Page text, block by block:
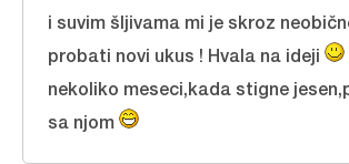
i suvim šljivama mi je skroz
probati novi ukus ! Hvala na ideji
nekoliko meseci,kada stigne
sa njom